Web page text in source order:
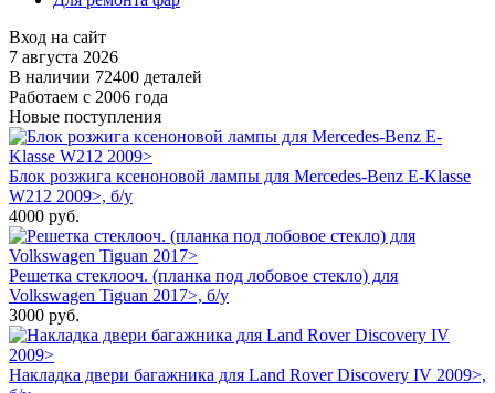
Вход на сайт
7 августа 2026
В наличии 72400 деталей
Работаем с 2006 года
Новые поступления
Блок розжига ксеноновой лампы для Mercedes-Benz E-Klasse
W212 2009>, б/у
4000 руб.
Решетка стеклооч. (планка под лобовое стекло) для
Volkswagen Tiguan 2017>, б/у
3000 руб.
Накладка двери багажника для Land Rover Discovery IV 2009>,